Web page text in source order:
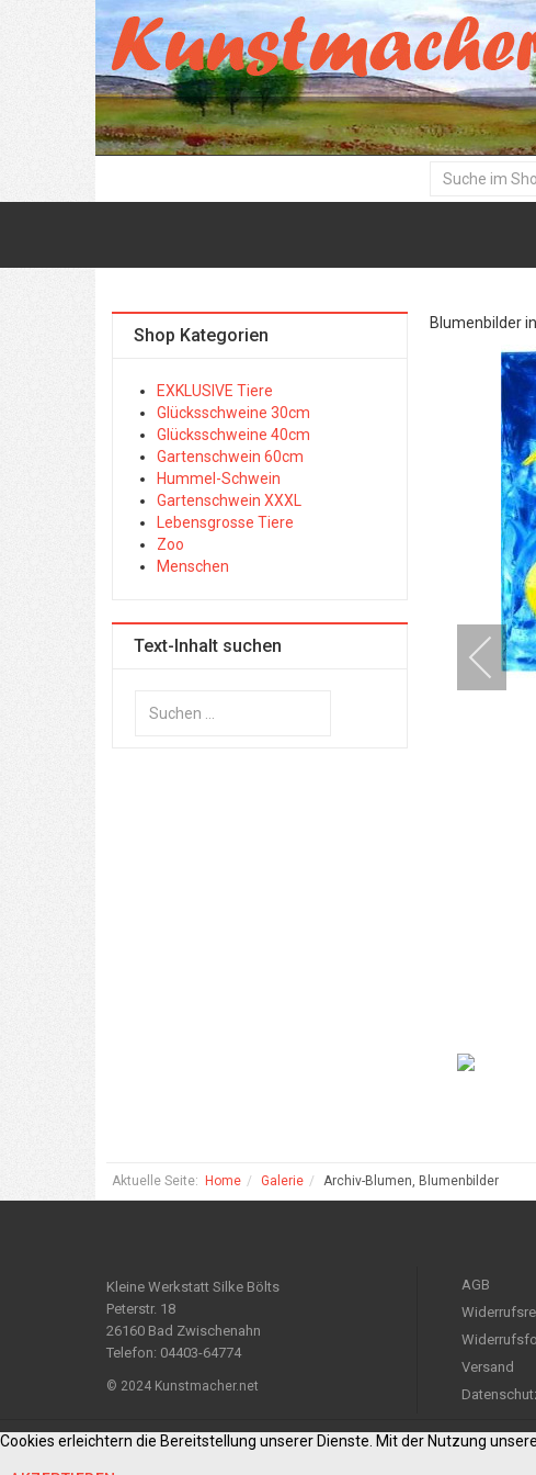
Blumenbilder
Shop Kategorien
EXKLUSIVE Tiere
Glücksschweine 30cm
Glücksschweine 40cm
Gartenschwein 60cm
Hummel-Schwein
Gartenschwein XXXL
Lebensgrosse Tiere
Zoo
Menschen
Text-Inhalt suchen
Aktuelle Seite: Home Galerie Archiv-Blumen, Blumenbilder
Kleine Werkstatt Silke Bölts
Peterstr. 18
26160 Bad Zwischenahn
Telefon: 04403-64774
© 2024 Kunstmacher.net
AGB
Versand
Cookies erleichtern die Bereitstellung unserer Dienste. Mit der Nutzung